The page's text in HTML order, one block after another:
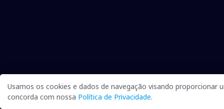
Usamos os cookies e dados de navegação visando
concorda com nossa Política de Privacidade.